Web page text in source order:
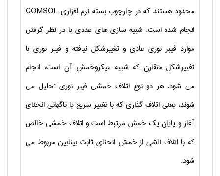
محدود هستند که در چارچوب بسته نرم افزاری COMSOL
انجام شده است. شبیه سازی های عددی با در نظر گرفتن
موارد فیبر نوری عادی و تغییرشکل نیافته و فیبر نوری با
تغییرشکل متقارن که شبیه میکروخمش آن است، انجام
می شود. هر دو نوع اتلاف خمشی فیبر نوری تحلیل می
شوند، یعنی اتلاف گذاری که با تغییر سریع یا ناگهانی انحنای
آغاز و پایان یک خمش مرتبط است و اتلاف خمشی خالص
که با اتلاف ناشی از خمش انحنای ثابت بینابین مربوط می
شود.